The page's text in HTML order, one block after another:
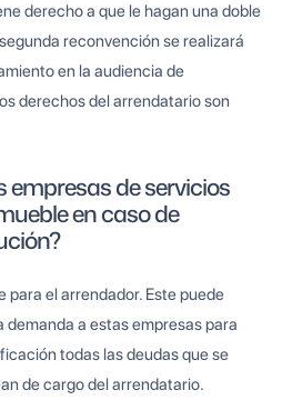
derecho a que le hagan una doble
reconvención se realizará
en la audiencia de
derechos del arrendatario son
empresas de servicios
en caso de
para el arrendador. Este puede
a estas empresas para
todas las deudas que se
de cargo del arrendatario.